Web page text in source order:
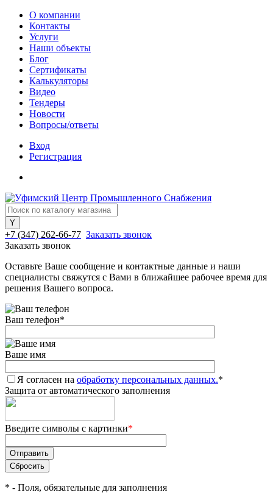
О компании
Контакты
Услуги
Наши объекты
Блог
Сертификаты
Калькуляторы
Видео
Тендеры
Новости
Вопросы/ответы
Вход
Регистрация
+7 (347) 262-66-77 Заказать звонок
Заказать звонок
Оставьте Ваше сообщение и контактные данные и наши
специалисты свяжутся с Вами в ближайшее рабочее время для
решения Вашего вопроса.
Ваш телефон*
Ваше имя
Я согласен на обработку персональных данных.*
Защита от автоматического заполнения
Введите символы с картинки*
* - Поля, обязательные для заполнения